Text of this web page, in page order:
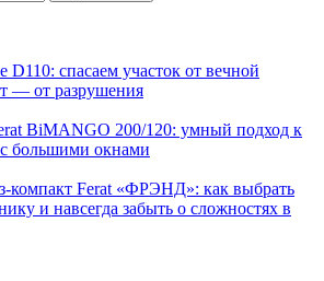
D110: спасаем участок от вечной
— от разрушения
BiMANGO 200/120: умный подход к
большими окнами
компакт Ferat «ФРЭНД»: как выбрать
и навсегда забыть о сложностях в